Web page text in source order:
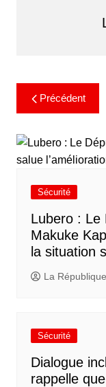
Précédent
Sécurité
Lubero : Le
Makuke
la situation
La République
Sécurité
Dialogue
rappelle